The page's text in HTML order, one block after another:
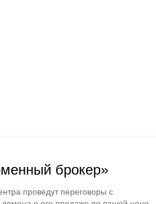
брокер»
проведут переговоры с